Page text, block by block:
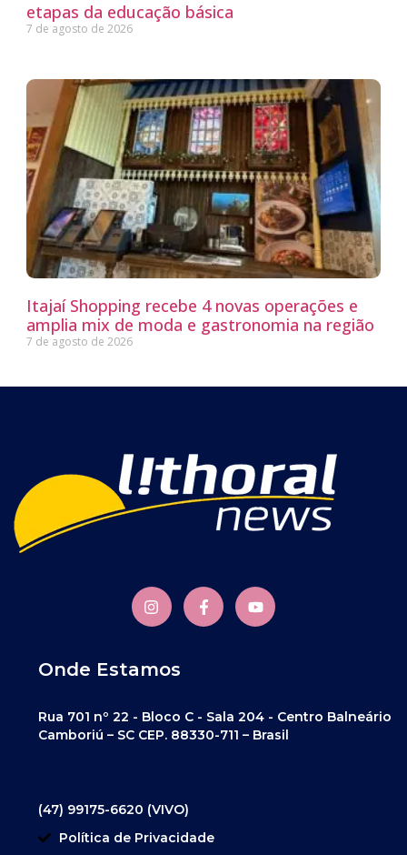
etapas da educação básica
7 de agosto de 2026
Itajaí Shopping recebe 4 novas operações e
amplia mix de moda e gastronomia na região
7 de agosto de 2026
Onde Estamos
Rua 701 nº 22 - Bloco C - Sala 204 - Centro Balneário
Camboriú – SC CEP. 88330-711 – Brasil
(47) 99175-6620 (VIVO)
Política de Privacidade